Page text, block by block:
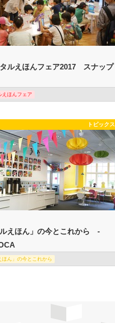
ルえほんフェア2017 スナップ
えほんフェア
トピックス
ルえほん」の今とこれから -
ほん」の今とこれから